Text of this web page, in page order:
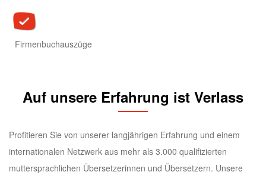
Firmenbuchauszüge
Auf unsere Erfahrung ist Verlass
Profitieren Sie von unserer langjährigen Erfahrung und einem
internationalen Netzwerk aus mehr als 3.000 qualifizierten
muttersprachlichen Übersetzerinnen und Übersetzern. Unsere